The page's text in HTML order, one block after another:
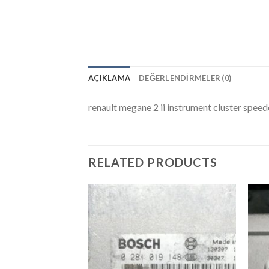
AÇIKLAMA DEĞERLENDIRMELER (0)
renault megane 2 ii instrument cluster
RELATED PRODUCTS
İstek
Listeme
Ekle